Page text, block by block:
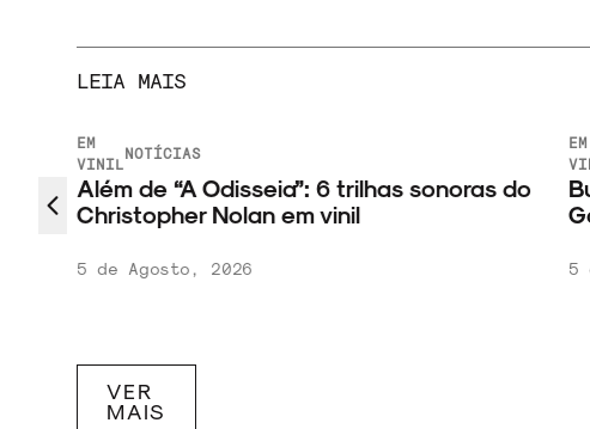
LEIA MAIS
EM
VINIL
NOTÍCIAS
Além de “A Odisseia”: 6 trilhas sonoras do
Christopher Nolan em vinil
5 de Agosto, 2026
EM
5
VER
MAIS